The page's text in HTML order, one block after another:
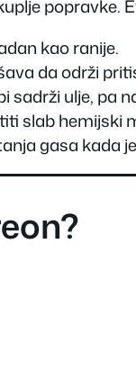
popravke.
kao ranije.
da održi
sadrži ulje, pa
slab hemijski
gasa kada